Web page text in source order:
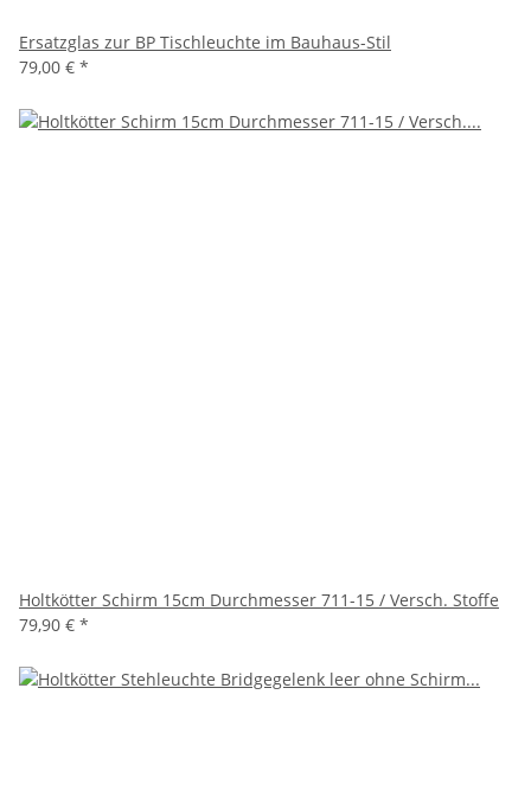
Ersatzglas zur BP Tischleuchte im Bauhaus-Stil
79,00 € *
Holtkötter Schirm 15cm Durchmesser 711-15 / Versch. Stoffe
79,90 € *